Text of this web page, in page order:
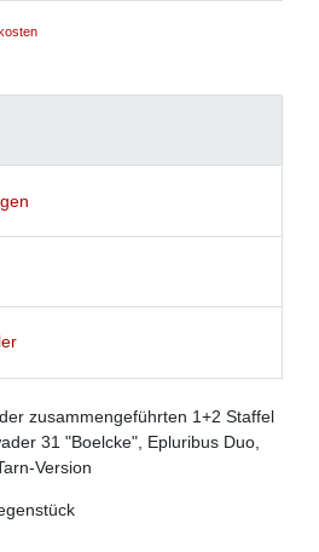
zusammengeführten 1+2 Staffel
31 "Boelcke", Epluribus Duo,
Version